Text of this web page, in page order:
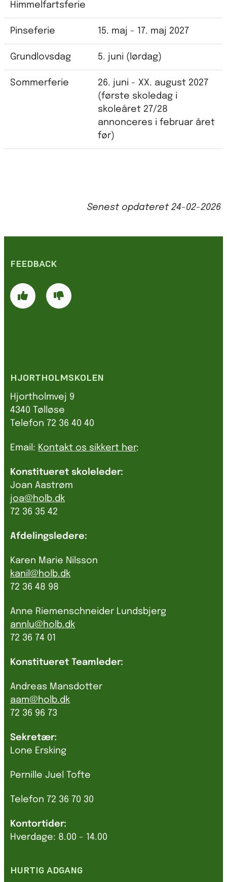
Himmelfartsferie
Pinseferie 15. maj - 17. maj 2027
Grundlovsdag 5. juni (lørdag)
Sommerferie
26. juni - XX. august 2027
(første skoledag i
skoleåret 27/28
annonceres i februar året
før)
Senest opdateret 24-02-2026
FEEDBACK
HJORTHOLMSKOLEN
Hjortholmvej 9
4340 Tølløse
Telefon 72 36 40 40
Email: Kontakt os sikkert her:
Konstitueret skoleleder:
Joan Aastrøm
joa@holb.dk
72 36 35 42
Afdelingsledere:
Karen Marie Nilsson
kanil@holb.dk
72 36 48 98
Anne Riemenschneider Lundsbjerg
annlu@holb.dk
72 36 74 01
Konstitueret Teamleder:
Andreas Mansdotter
aam@holb.dk
72 36 96 73
Sekretær:
Lone Ersking
Pernille Juel Tofte
Telefon 72 36 70 30
Kontortider:
Hverdage: 8.00 - 14.00
HURTIG ADGANG